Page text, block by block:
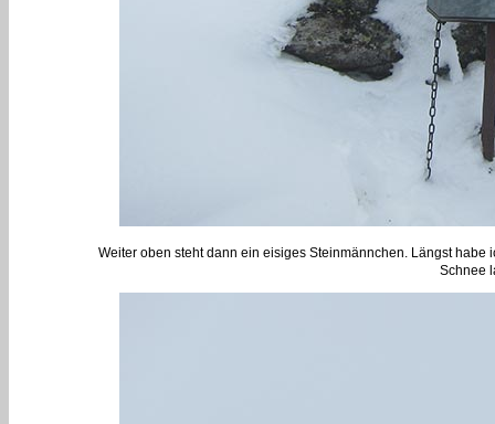
Weiter oben steht dann ein eisiges Steinmännchen. Längst
Schnee